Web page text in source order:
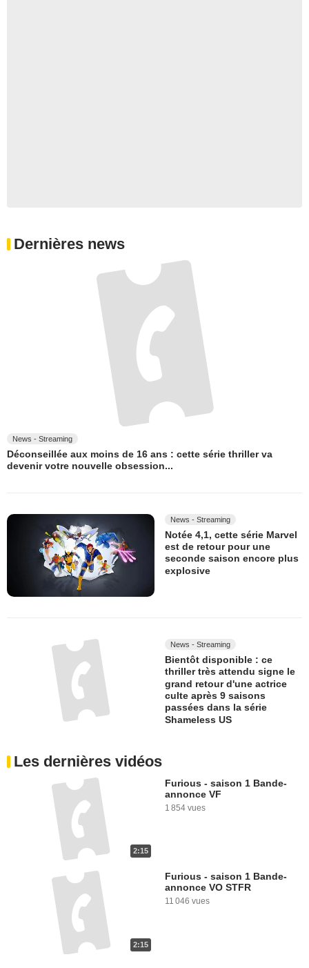
Dernières news
News - Streaming
Déconseillée aux moins de 16 ans : cette série thriller va
devenir votre nouvelle obsession...
News - Streaming
Notée 4,1, cette série Marvel
est de retour pour une
seconde saison encore plus
explosive
News - Streaming
Bientôt disponible : ce
thriller très attendu signe le
grand retour d'une actrice
culte après 9 saisons
passées dans la série
Shameless US
Les dernières vidéos
2:15
Furious - saison 1 Bande-
annonce VF
1 854 vues
2:15
Furious - saison 1 Bande-
annonce VO STFR
11 046 vues